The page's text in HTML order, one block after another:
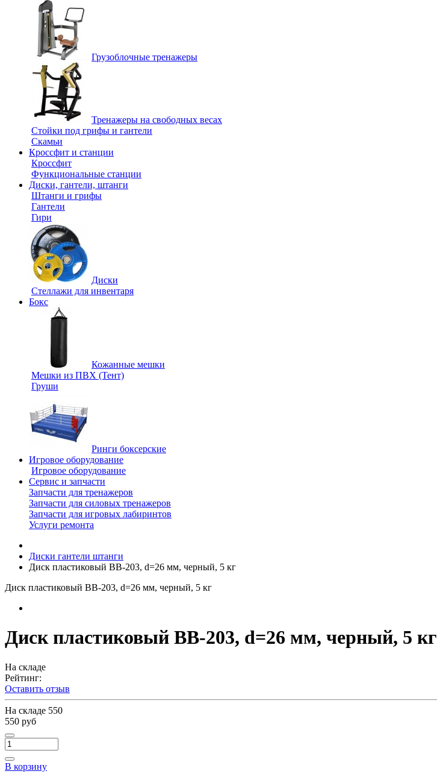
Грузоблочные тренажеры
Тренажеры на свободных весах
Стойки под грифы и гантели
Скамьи
Кроссфит и станции
Кроссфит
Функциональные станции
Диски, гантели, штанги
Штанги и грифы
Гантели
Гири
Диски
Стеллажи для инвентаря
Бокс
Кожанные мешки
Мешки из ПВХ (Тент)
Груши
Ринги боксерские
Игровое оборудование
Игровое оборудование
Сервис и запчасти
Запчасти для тренажеров
Запчасти для силовых тренажеров
Запчасти для игровых лабиринтов
Услуги ремонта
Диски гантели штанги
Диск пластиковый BB-203, d=26 мм, черный, 5 кг
Диск пластиковый BB-203, d=26 мм, черный, 5 кг
Диск пластиковый BB-203, d=26 мм, черный, 5 кг
На складе
Рейтинг:
Оставить отзыв
На складе 550
550 руб
В корзину